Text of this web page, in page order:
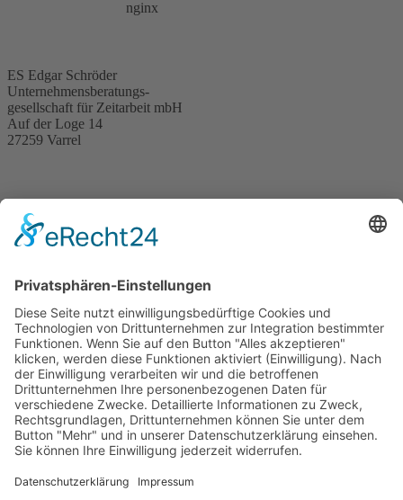
ES Edgar Schröder
Unternehmensberatungs-
gesellschaft für Zeitarbeit mbH
Auf der Loge 14
27259 Varrel
Karriere
Impressum
Seminare
Kontakt
Teilnahmebedingungen
Stornierung
Cookie-Einstellungen
0 42 74 / 93 15-0